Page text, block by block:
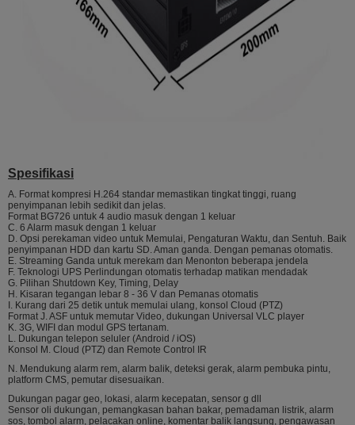
Spesifikasi
A. Format kompresi H.264 standar memastikan tingkat tinggi, ruang
penyimpanan lebih sedikit dan jelas.
Format BG726 untuk 4 audio masuk dengan 1 keluar
C. 6 Alarm masuk dengan 1 keluar
D. Opsi perekaman video untuk Memulai, Pengaturan Waktu, dan Sentuh. Baik
penyimpanan HDD dan kartu SD. Aman ganda. Dengan pemanas otomatis.
E. Streaming Ganda untuk merekam dan Menonton beberapa jendela
F. Teknologi UPS Perlindungan otomatis terhadap matikan mendadak
G. Pilihan Shutdown Key, Timing, Delay
H. Kisaran tegangan lebar 8 - 36 V dan Pemanas otomatis
I. Kurang dari 25 detik untuk memulai ulang, konsol Cloud (PTZ)
Format J. ASF untuk memutar Video, dukungan Universal VLC player
K. 3G, WIFI dan modul GPS tertanam.
L. Dukungan telepon seluler (Android / iOS)
Konsol M. Cloud (PTZ) dan Remote Control IR
N. Mendukung alarm rem, alarm balik, deteksi gerak, alarm pembuka pintu,
platform CMS, pemutar disesuaikan.
Dukungan pagar geo, lokasi, alarm kecepatan, sensor g dll
Sensor oli dukungan, pemangkasan bahan bakar, pemadaman listrik, alarm
sos, tombol alarm, pelacakan online, komentar balik langsung, pengawasan